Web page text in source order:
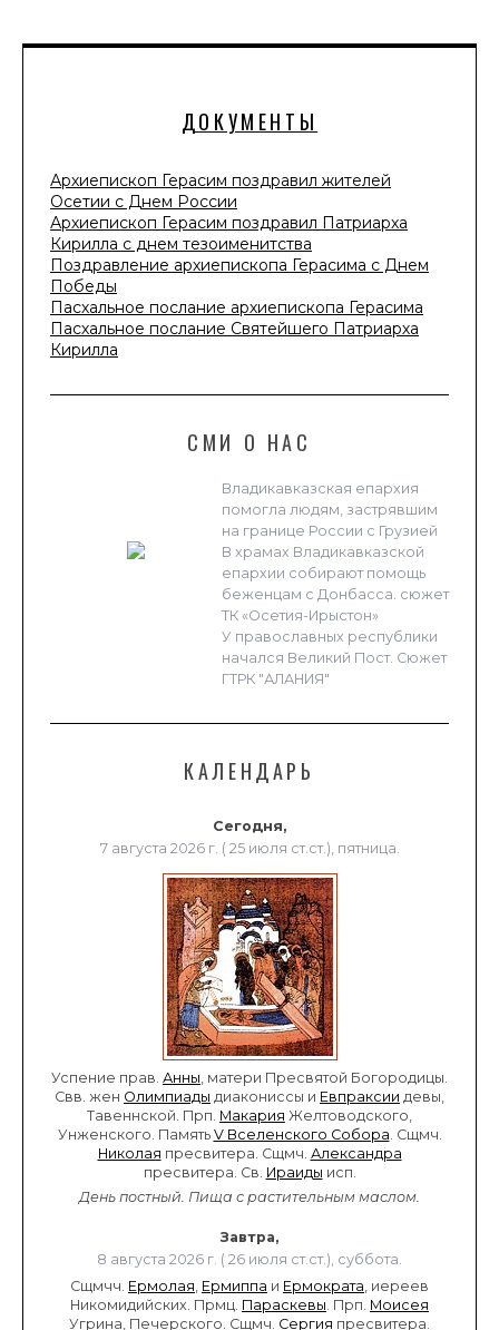
ДОКУМЕНТЫ
Архиепископ Герасим поздравил жителей
Осетии с Днем России
Архиепископ Герасим поздравил Патриарха
Кирилла с днем тезоименитства
Поздравление архиепископа Герасима с Днем
Победы
Пасхальное послание архиепископа Герасима
Пасхальное послание Святейшего Патриарха
Кирилла
СМИ О НАС
Владикавказская епархия
помогла людям, застрявшим
на границе России с Грузией
В храмах Владикавказской
епархии собирают помощь
беженцам с Донбасса. сюжет
ТК «Осетия-Ирыстон»
У православных республики
начался Великий Пост. Сюжет
ГТРК "АЛАНИЯ"
КАЛЕНДАРЬ
Сегодня,
7 августа 2026 г. ( 25 июля ст.ст.), пятница.
Успение прав. Анны, матери Пресвятой Богородицы.
Свв. жен Олимпиады диакониссы и Евпраксии девы,
Тавеннской. Прп. Макария Желтоводского,
Унженского. Память V Вселенского Собора. Сщмч.
Николая пресвитера. Сщмч. Александра
пресвитера. Св. Ираиды исп.
День постный. Пища с растительным маслом.
Завтра,
8 августа 2026 г. ( 26 июля ст.ст.), суббота.
Сщмчч. Ермолая, Ермиппа и Ермократа, иереев
Никомидийских. Прмц. Параскевы. Прп. Моисея
Угрина, Печерского. Сщмч. Сергия пресвитера.